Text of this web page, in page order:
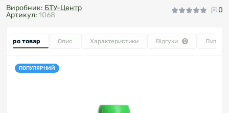
Виробник: БТУ-Центр
Артикул: 1068
0
про товар Опис Характеристики Відгуки 0
ПОПУЛЯРНИЙ